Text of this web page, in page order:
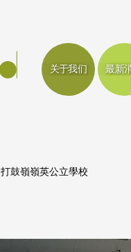
关于我们 最新
打鼓嶺嶺英公立學校